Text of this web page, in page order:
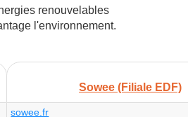
renouvelables
l'environnement.
Sowee (Filiale EDF)
sowee.fr